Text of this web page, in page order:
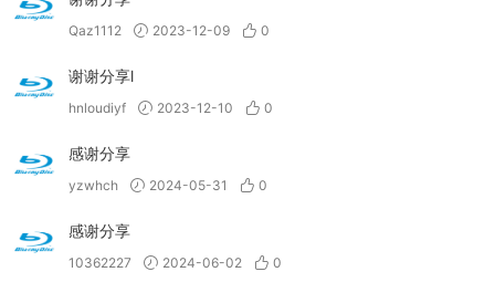
Qaz1112 2023-12-09 0
谢谢分享l
hnloudiyf 2023-12-10 0
感谢分享
yzwhch 2024-05-31 0
感谢分享
10362227 2024-06-02 0